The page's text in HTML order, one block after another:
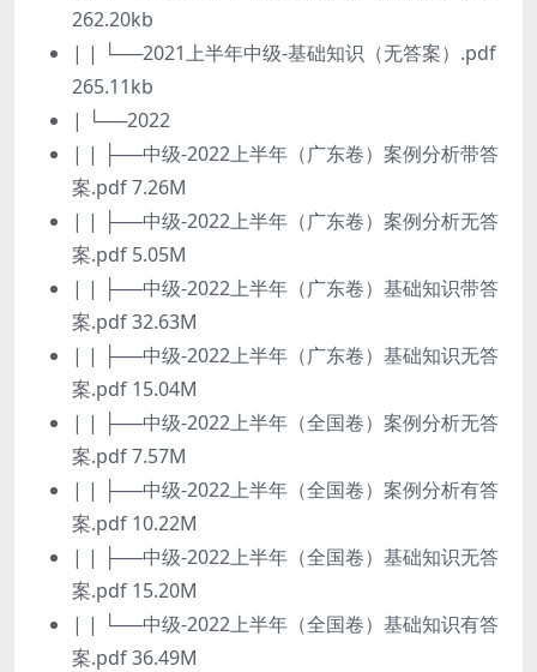
262.20kb
| | └──2021上半年中级-基础知识（无答案）.pdf
265.11kb
| └──2022
| | ├──中级-2022上半年（广东卷）案例分析带答
案.pdf 7.26M
| | ├──中级-2022上半年（广东卷）案例分析无答
案.pdf 5.05M
| | ├──中级-2022上半年（广东卷）基础知识带答
案.pdf 32.63M
| | ├──中级-2022上半年（广东卷）基础知识无答
案.pdf 15.04M
| | ├──中级-2022上半年（全国卷）案例分析无答
案.pdf 7.57M
| | ├──中级-2022上半年（全国卷）案例分析有答
案.pdf 10.22M
| | ├──中级-2022上半年（全国卷）基础知识无答
案.pdf 15.20M
| | └──中级-2022上半年（全国卷）基础知识有答
案.pdf 36.49M